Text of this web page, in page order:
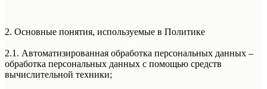
2. Основные понятия, используемые в Политике
2.1. Автоматизированная обработка персональных данных –
обработка персональных данных с помощью средств
вычислительной техники;